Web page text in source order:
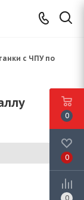
с ЧПУ по
0
0
0